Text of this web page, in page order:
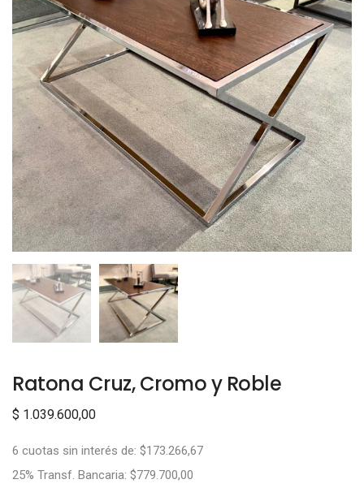
Ratona Cruz, Cromo y Roble
$ 1.039.600,00
6 cuotas sin interés de: $173.266,67
25% Transf. Bancaria: $779.700,00